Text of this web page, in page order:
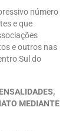
número
e que
e outros nas
Sul do
MEDIANTE